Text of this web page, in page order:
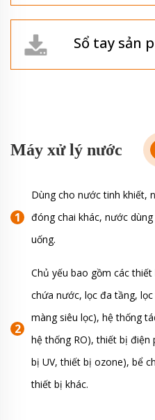
Sổ tay sản
Máy xử lý nước
Dùng cho nước tinh khiết,
đóng chai khác, nước
uống.
Chủ yếu bao gồm các
chứa nước, lọc đa tầng,
màng siêu lọc), hệ thống
hệ thống RO), thiết bị
bị UV, thiết bị ozone), bể
thiết bị khác.